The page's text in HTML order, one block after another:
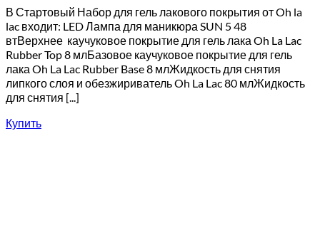
В Стартовый Набор для гель лакового покрытия от Oh la
lac входит: LED Лампа для маникюра SUN 5 48
втВерхнее каучуковое покрытие для гель лака Oh La Lac
Rubber Top 8 млБазовое каучуковое покрытие для гель
лака Oh La Lac Rubber Base 8 млЖидкость для снятия
липкого слоя и обезжириватель Oh La Lac 80 млЖидкость
для снятия [...]
Купить